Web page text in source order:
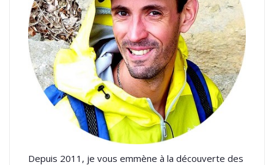
Depuis 2011, je vous emmène à la découverte des